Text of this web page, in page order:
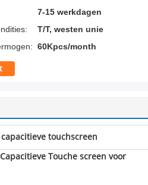
7-15 werkdagen
T/T, westen unie
60Kpcs/month
capacitieve touchscreen
Touche screen voor